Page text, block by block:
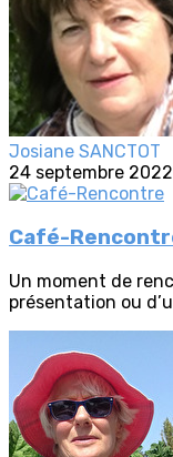
Josiane SANCTOT
24 septembre 2022
Café-
Un moment de
présentation ou